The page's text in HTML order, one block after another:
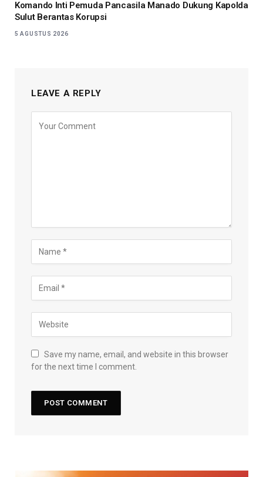
Komando Inti Pemuda Pancasila Manado Dukung Kapolda
Sulut Berantas Korupsi
5 AGUSTUS 2026
LEAVE A REPLY
Save my name, email, and website in this browser
for the next time I comment.